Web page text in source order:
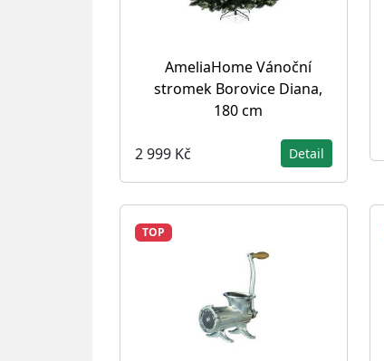
AmeliaHome Vánoční
stromek Borovice Diana,
180 cm
2 999 Kč Detail
TOP